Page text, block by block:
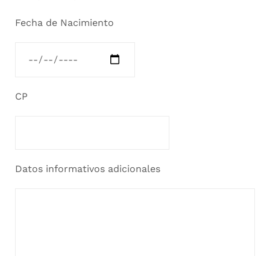
Fecha de Nacimiento
CP
Datos informativos adicionales